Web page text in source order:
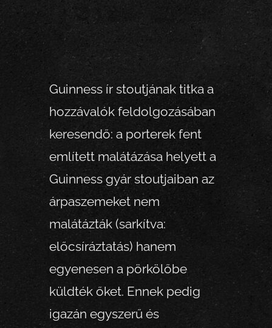
Guinness ír stoutjának titka a
hozzávalók feldolgozásában
keresendő: a porterek fent
említett malátázása helyett a
Guinness gyár stoutjaiban az
árpaszemeket nem
malátázták (sarkítva:
előcsíráztatás) hanem
egyenesen a pörkölőbe
küldték őket. Ennek pedig
igazán egyszerű és